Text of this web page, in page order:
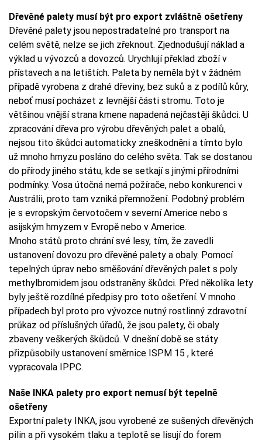
Dřevěné palety musí být pro export zvláštně ošetřeny
Dřevěné palety jsou nepostradatelné pro transport na
celém světě, nelze se jich zřeknout. Zjednodušují náklad a
výklad u vývozců a dovozců. Urychlují překlad zboží v
přístavech a na letištích. Paleta by neměla být v žádném
případě vyrobena z drahé dřeviny, bez suků a z podílů kůry,
neboť musí pocházet z levnější části stromu. Toto je
většinou vnější strana kmene napadená nejčastěji škůdci. U
zpracování dřeva pro výrobu dřevěných palet a obalů,
nejsou tito škůdci automaticky zneškodněni a tímto bylo
už mnoho hmyzu posláno do celého světa. Tak se dostanou
do přírody jiného státu, kde se setkají s jinými přírodními
podmínky. Vosa útočná nemá požírače, nebo konkurenci v
Austrálii, proto tam vzniká přemnožení. Podobný problém
je s evropským červotočem v severní Americe nebo s
asijským hmyzem v Evropě nebo v Americe.
Mnoho států proto chrání své lesy, tím, že zavedli
ustanovení dovozu pro dřevěné palety a obaly. Pomocí
tepelných úprav nebo směšování dřevěných palet s poly
methylbromidem jsou odstraněny škůdci. Před několika lety
byly ještě rozdílné předpisy pro toto ošetření. V mnoho
případech byl proto pro vývozce nutný rostlinný zdravotní
průkaz od příslušných úřadů, že jsou palety, či obaly
zbaveny veškerých škůdců. V dnešní době se státy
přizpůsobily ustanovení směrnice ISPM 15 , které
vypracovala IPPC.
Naše INKA palety pro export nemusí být tepelně
ošetřeny
Exportní palety INKA, jsou vyrobené ze sušených dřevěných
pilin a při vysokém tlaku a teplotě se lisují do forem